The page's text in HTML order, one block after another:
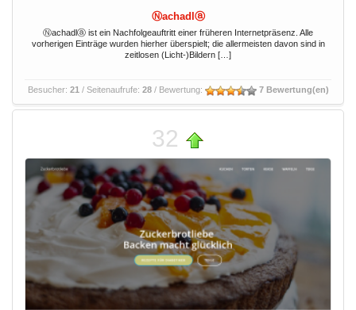
Ⓝachadlⓐ
Ⓝachadlⓐ ist ein Nachfolgeauftritt einer früheren Internetpräsenz. Alle
vorherigen Einträge wurden hierher überspielt; die allermeisten davon sind in
zeitlosen (Licht-)Bildern […]
Besucher: 21 / Seitenaufrufe: 28/ Bewertung: 7 Bewertung(en)
32